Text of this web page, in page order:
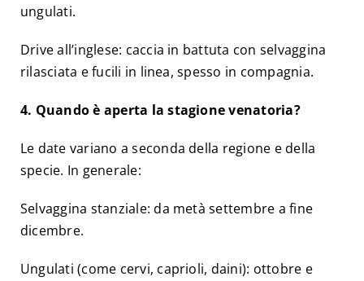
ungulati.
Drive all’inglese: caccia in battuta con selvaggina
rilasciata e fucili in linea, spesso in compagnia.
4. Quando è aperta la stagione venatoria?
Le date variano a seconda della regione e della
specie. In generale:
Selvaggina stanziale: da metà settembre a fine
dicembre.
Ungulati (come cervi, caprioli, daini): ottobre e